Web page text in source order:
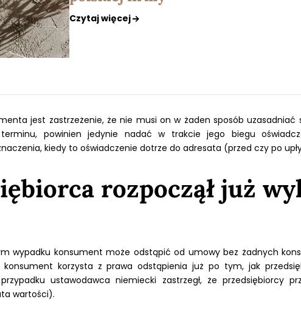
Czytaj więcej
jest zastrzeżenie, że nie musi on w żaden sposób
powinien jedynie nadać w trakcie jego biegu
kiedy to oświadczenie dotrze do adresata (przed czy po
rozpoczął już
wypadku konsument może odstąpić od umowy bez żadnych
korzysta z prawa odstąpienia już po tym, jak
ustawodawca niemiecki zastrzegł, że przedsiębiorcy
wartości).